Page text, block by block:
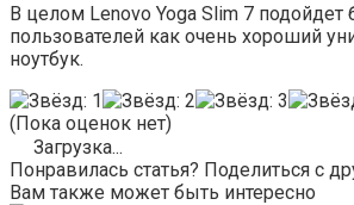
В целом Lenovo Yoga Slim 7 подойдет
пользователей как очень хороший
ноутбук.
(Пока оценок нет)
Загрузка...
Понравилась статья? Поделиться с
Вам также может быть интересно